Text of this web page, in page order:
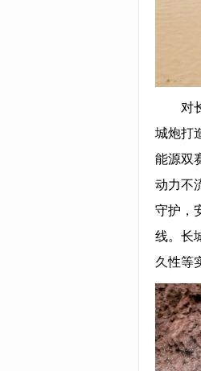
对
城炮打
能源双
动力不
守护，
线。长
久性等